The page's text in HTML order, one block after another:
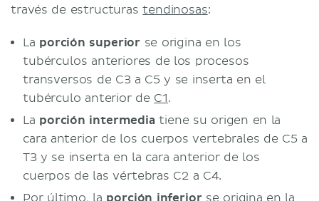
través de estructurastendinosas:
La porción superior se origina en los
tubérculos anteriores de los procesos
transversos de C3 a C5 y se inserta en el
tubérculo anterior de C1.
La porción intermedia tiene su origen en la
cara anterior de los cuerpos vertebrales de C5 a
T3 y se inserta en la cara anterior de los
cuerpos de las vértebras C2 a C4.
Por último, la porción inferiorse origina en la